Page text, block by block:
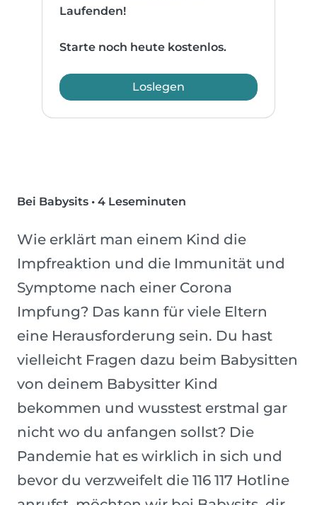
Laufenden!
Starte noch heute kostenlos.
Loslegen
Bei Babysits • 4 Leseminuten
Wie erklärt man einem Kind die
Impfreaktion und die Immunität und
Symptome nach einer Corona
Impfung? Das kann für viele Eltern
eine Herausforderung sein. Du hast
vielleicht Fragen dazu beim Babysitten
von deinem Babysitter Kind
bekommen und wusstest erstmal gar
nicht wo du anfangen sollst? Die
Pandemie hat es wirklich in sich und
bevor du verzweifelt die 116 117 Hotline